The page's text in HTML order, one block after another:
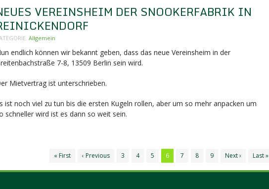
VEREINSHEIM DER SNOOKERFABRIK IN
Allgemein
endlich können wir bekannt geben, dass das neue Vereinsheim in der
7-8, 13509 Berlin sein wird.
Mietvertrag ist unterschrieben.
ist noch viel zu tun bis die ersten Kugeln rollen, aber um so mehr anpacken um
schneller wird ist es dann so weit sein.
« First ‹ Previous 3 4 5 6 7 8 9 Next › Last »